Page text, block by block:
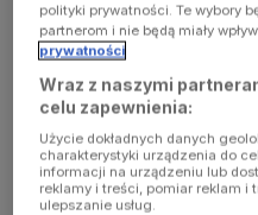
browser
console for
more
information)
polityki prywatności. Te wybory
partnerom i nie będą miały
prywatności
Wraz z naszymi
celu zapewnienia:
Użycie dokładnych danych
charakterystyki urządzenia do
informacji na urządzeniu lub
reklamy i treści, pomiar reklam i
ulepszanie usług.